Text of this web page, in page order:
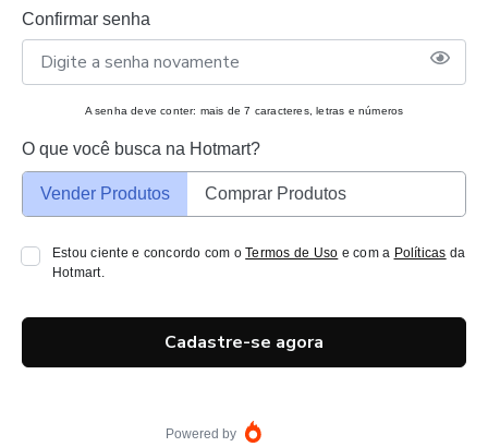
Confirmar senha
A senha deve conter: mais de 7 caracteres, letras e números
O que você busca na Hotmart?
Vender Produtos Comprar Produtos
Estou ciente e concordo com oTermos de Uso e com a Políticas da
Hotmart.
Cadastre-se agora
Powered by